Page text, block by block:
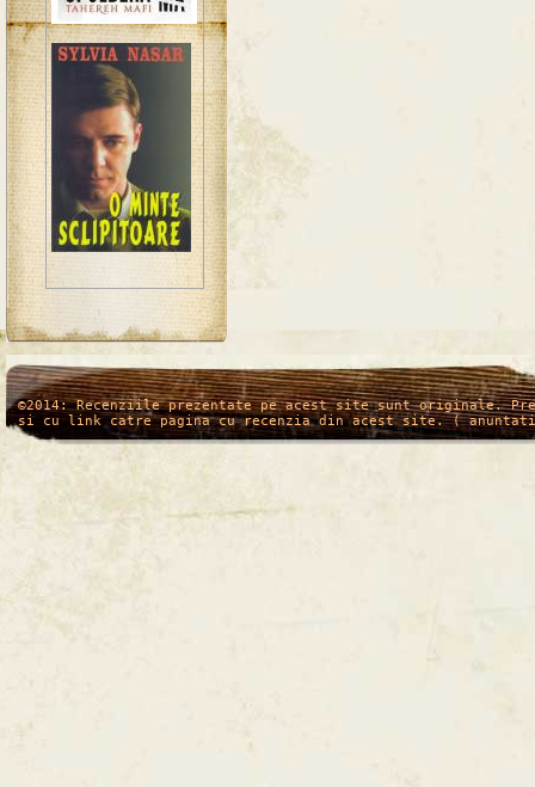
/* */
©2014: Recenziile prezentate pe acest site sunt originale.
si cu link catre pagina cu recenzia din acest site. (